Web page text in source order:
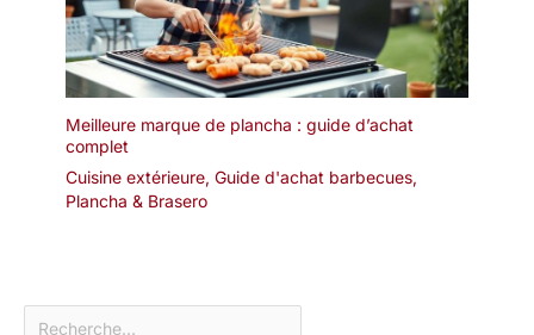
Meilleure marque de plancha : guide d’achat
complet
Cuisine extérieure, Guide d'achat barbecues,
Plancha & Brasero